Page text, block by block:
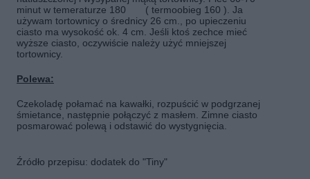
minut w temeraturze 180 ( termoobieg 160 ). Ja
używam tortownicy o średnicy 26 cm., po upieczeniu
ciasto ma wysokość ok. 4 cm. Jeśli ktoś zechce mieć
wyższe ciasto, oczywiście należy użyć mniejszej
tortownicy.
Polewa:
Czekoladę połamać na kawałki, rozpuścić w podgrzanej
śmietance, następnie połączyć z masłem. Zimne ciasto
posmarować polewą i odstawić do wystygnięcia.
Źródło przepisu: dodatek do "Tiny"